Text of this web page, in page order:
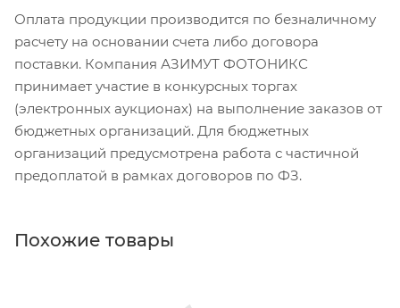
Оплата продукции производится по безналичному
расчету на основании счета либо договора
поставки. Компания АЗИМУТ ФОТОНИКС
принимает участие в конкурсных торгах
(электронных аукционах) на выполнение заказов от
бюджетных организаций. Для бюджетных
организаций предусмотрена работа с частичной
предоплатой в рамках договоров по ФЗ.
Похожие товары